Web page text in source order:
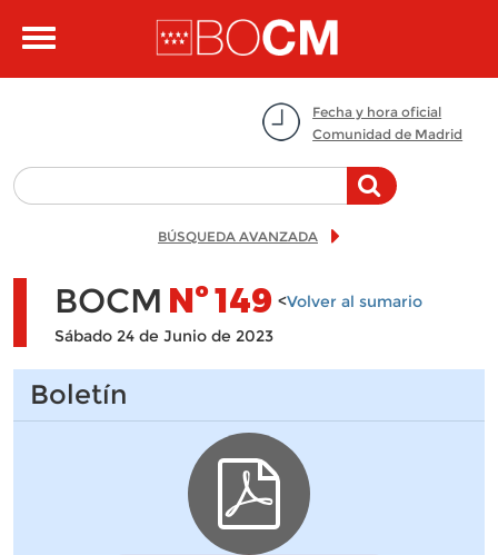
Toggle
Fecha y hora oficial
Comunidad de Madrid
BÚSQUEDA AVANZADA
BOCM Nº149 <Volver al sumario
Sábado 24 de Junio de 2023
Boletín